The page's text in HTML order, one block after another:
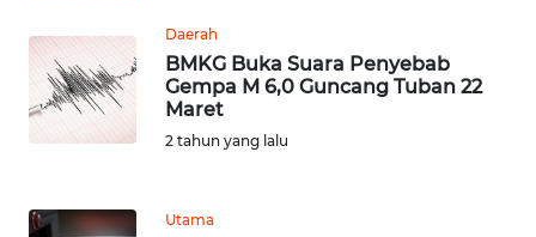
Daerah
BMKG Buka Suara Penyebab
Gempa M 6,0 Guncang Tuban 22
Maret
2 tahun yang lalu
Utama
WN
JABAR